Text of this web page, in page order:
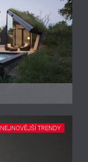
NEJNOVĚJŠÍ TRENDY